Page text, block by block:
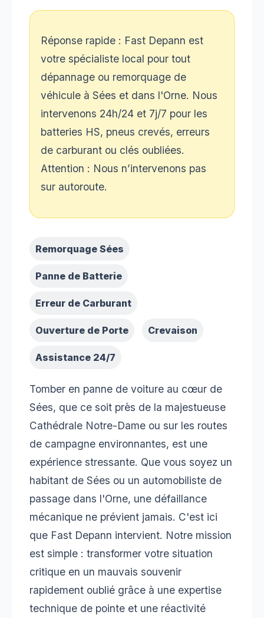
Réponse rapide : Fast Depann est
votre spécialiste local pour tout
dépannage ou remorquage de
véhicule à Sées et dans l'Orne. Nous
intervenons 24h/24 et 7j/7 pour les
batteries HS, pneus crevés, erreurs
de carburant ou clés oubliées.
Attention : Nous n’intervenons pas
sur autoroute.
Remorquage Sées
Panne de Batterie
Erreur de Carburant
Ouverture de Porte Crevaison
Assistance 24/7
Tomber en panne de voiture au cœur de
Sées, que ce soit près de la majestueuse
Cathédrale Notre-Dame ou sur les routes
de campagne environnantes, est une
expérience stressante. Que vous soyez un
habitant de Sées ou un automobiliste de
passage dans l'Orne, une défaillance
mécanique ne prévient jamais. C'est ici
que Fast Depann intervient. Notre mission
est simple : transformer votre situation
critique en un mauvais souvenir
rapidement oublié grâce à une expertise
technique de pointe et une réactivité